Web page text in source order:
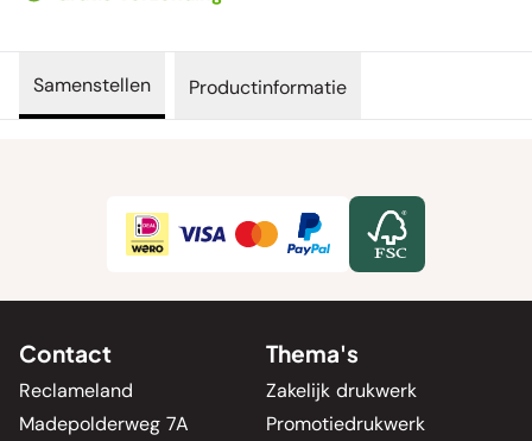
Samenstellen Productinformatie
Contact
Reclameland
Madepolderweg 7A
Thema's
Zakelijk drukwerk
Promotiedrukwerk